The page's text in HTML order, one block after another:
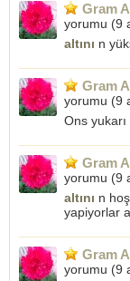
Gram
yorumu (9
altını n
Gram
yorumu (9
Ons
Gram
yorumu (9
altını n
yapiyorlar
Gram
yorumu (9